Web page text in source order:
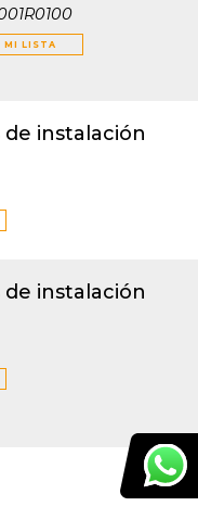
MI LISTA
instalación
instalación